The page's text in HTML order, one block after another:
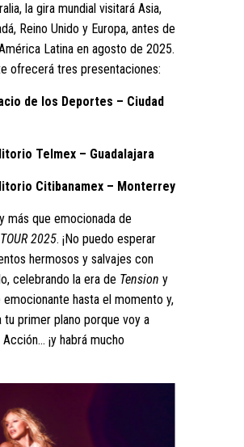
la gira mundial visitará Asia,
Reino Unido y Europa, antes de
Latina en agosto de 2025.
ofrecerá tres presentaciones:
de los Deportes – Ciudad
Telmex – Guadalajara
Citibanamex – Monterrey
más que emocionada de
2025. ¡No puedo esperar
hermosos y salvajes con
celebrando la era de Tension y
hasta el momento y,
tu primer plano porque voy a
¡y habrá mucho